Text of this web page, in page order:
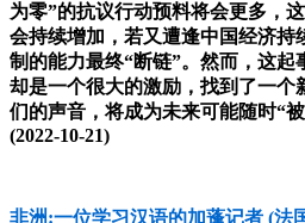
为零”的抗议行动预料将会更多，
会持续增加，若又遭逢中国经济持
制的能力最终“断链”。然而，这起
却是一个很大的激励，找到了一个
们的声音，将成为未来可能随时“
(2022-10-21)
非洲:一位学习汉语的加蓬记者 (法